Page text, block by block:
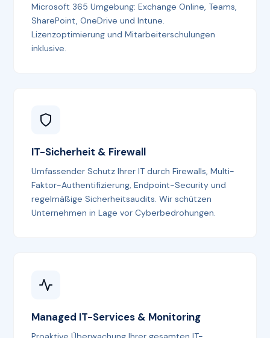
Microsoft 365 Umgebung: Exchange Online, Teams,
SharePoint, OneDrive und Intune.
Lizenzoptimierung und Mitarbeiterschulungen
inklusive.
IT-Sicherheit & Firewall
Umfassender Schutz Ihrer IT durch Firewalls, Multi-
Faktor-Authentifizierung, Endpoint-Security und
regelmäßige Sicherheitsaudits. Wir schützen
Unternehmen in Lage vor Cyberbedrohungen.
Managed IT-Services & Monitoring